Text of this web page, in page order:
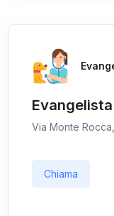
Via Monte
Chiama